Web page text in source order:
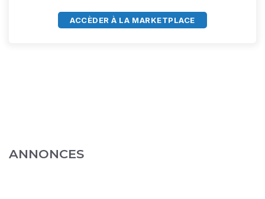
ACCÈDER À LA MARKETPLACE
ANNONCES